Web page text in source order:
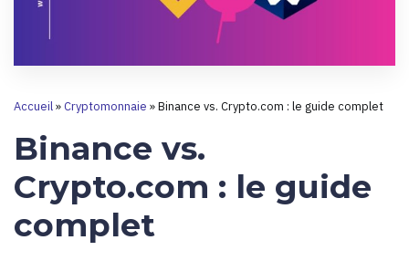
Accueil»Cryptomonnaie »Binance vs. Crypto.com : le guide complet
Binance vs.
Crypto.com : le guide
complet